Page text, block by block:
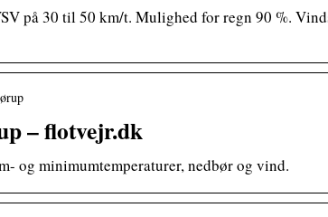
på 30 til 50 km/t. Mulighed for regn 90 %.
– flotvejr.dk
og minimumtemperaturer, nedbør og vind.